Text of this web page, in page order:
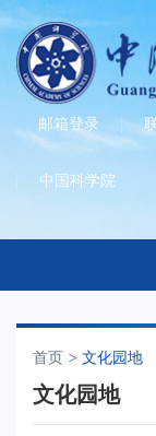
邮箱登录
中国科学院
首页 文化园地
文化园地